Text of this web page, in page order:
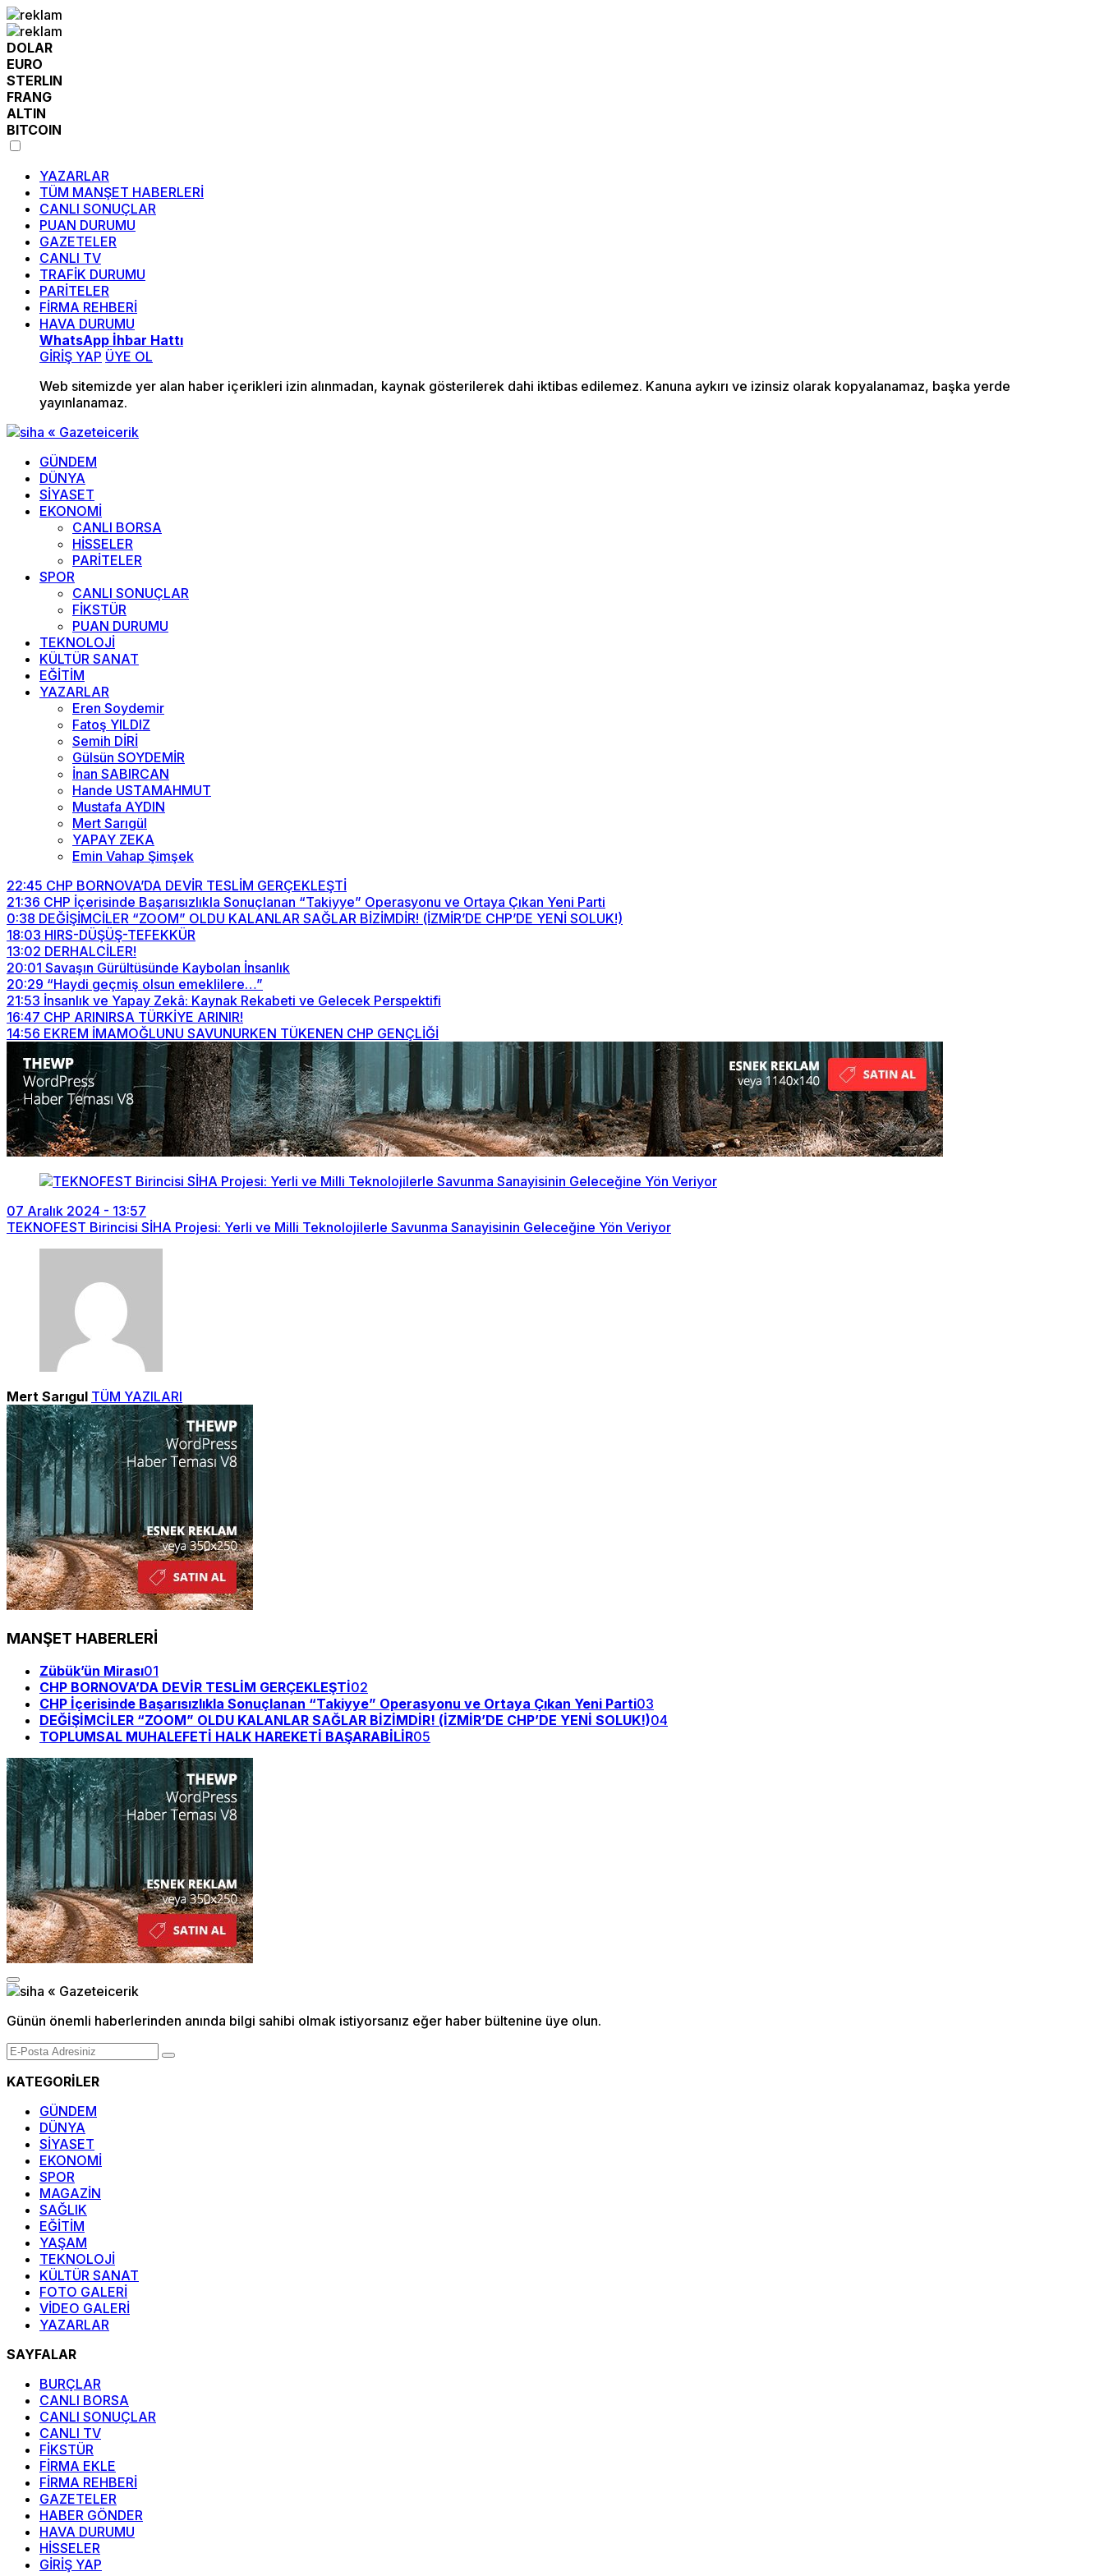
DOLAR
EURO
STERLIN
FRANG
ALTIN
BITCOIN
YAZARLAR
TÜM MANŞET HABERLERİ
CANLI SONUÇLAR
PUAN DURUMU
GAZETELER
CANLI TV
TRAFİK DURUMU
PARİTELER
FİRMA REHBERİ
HAVA DURUMU
WhatsApp İhbar Hattı
GİRİŞ YAP ÜYE OL
Web sitemizde yer alan haber içerikleri izin alınmadan, kaynak gösterilerek dahi iktibas edilemez. Kanuna aykırı ve izinsiz olarak kopyalanamaz, başka yerde
yayınlanamaz.
GÜNDEM
DÜNYA
SİYASET
EKONOMİ
CANLI BORSA
HİSSELER
PARİTELER
SPOR
CANLI SONUÇLAR
FİKSTÜR
PUAN DURUMU
TEKNOLOJİ
KÜLTÜR SANAT
EĞİTİM
YAZARLAR
Eren Soydemir
Fatoş YILDIZ
Semih DİRİ
Gülsün SOYDEMİR
İnan SABIRCAN
Hande USTAMAHMUT
Mustafa AYDIN
Mert Sarıgül
YAPAY ZEKA
Emin Vahap Şimşek
22:45 CHP BORNOVA’DA DEVİR TESLİM GERÇEKLEŞTİ
21:36 CHP İçerisinde Başarısızlıkla Sonuçlanan “Takiyye” Operasyonu ve Ortaya Çıkan Yeni Parti
0:38 DEĞİŞİMCİLER “ZOOM” OLDU KALANLAR SAĞLAR BİZİMDİR! (İZMİR’DE CHP’DE YENİ SOLUK!)
18:03 HIRS-DÜŞÜŞ-TEFEKKÜR
13:02 DERHALCİLER!
20:01 Savaşın Gürültüsünde Kaybolan İnsanlık
20:29 “Haydi geçmiş olsun emeklilere…”
21:53 İnsanlık ve Yapay Zekâ: Kaynak Rekabeti ve Gelecek Perspektifi
16:47 CHP ARINIRSA TÜRKİYE ARINIR!
14:56 EKREM İMAMOĞLUNU SAVUNURKEN TÜKENEN CHP GENÇLİĞİ
07 Aralık 2024 - 13:57
TEKNOFEST Birincisi SİHA Projesi: Yerli ve Milli Teknolojilerle Savunma Sanayisinin Geleceğine Yön Veriyor
Mert Sarıgul TÜM YAZILARI
MANŞET HABERLERİ
Zübük’ün Mirası01
CHP BORNOVA’DA DEVİR TESLİM GERÇEKLEŞTİ02
CHP İçerisinde Başarısızlıkla Sonuçlanan “Takiyye” Operasyonu ve Ortaya Çıkan Yeni Parti03
DEĞİŞİMCİLER “ZOOM” OLDU KALANLAR SAĞLAR BİZİMDİR! (İZMİR’DE CHP’DE YENİ SOLUK!)04
TOPLUMSAL MUHALEFETİ HALK HAREKETİ BAŞARABİLİR05
Günün önemli haberlerinden anında bilgi sahibi olmak istiyorsanız eğer haber bültenine üye olun.
KATEGORİLER
GÜNDEM
DÜNYA
SİYASET
EKONOMİ
SPOR
MAGAZİN
SAĞLIK
EĞİTİM
YAŞAM
TEKNOLOJİ
KÜLTÜR SANAT
FOTO GALERİ
VİDEO GALERİ
YAZARLAR
SAYFALAR
BURÇLAR
CANLI BORSA
CANLI SONUÇLAR
CANLI TV
FİKSTÜR
FİRMA EKLE
FİRMA REHBERİ
GAZETELER
HABER GÖNDER
HAVA DURUMU
HİSSELER
GİRİŞ YAP